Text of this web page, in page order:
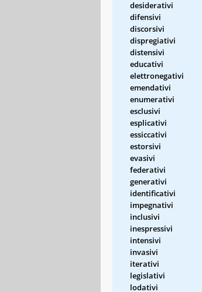
desiderativi
difensivi
discorsivi
dispregiativi
distensivi
educativi
elettronegativi
emendativi
enumerativi
esclusivi
esplicativi
essiccativi
estorsivi
evasivi
federativi
generativi
identificativi
impegnativi
inclusivi
inespressivi
intensivi
invasivi
iterativi
legislativi
lodativi